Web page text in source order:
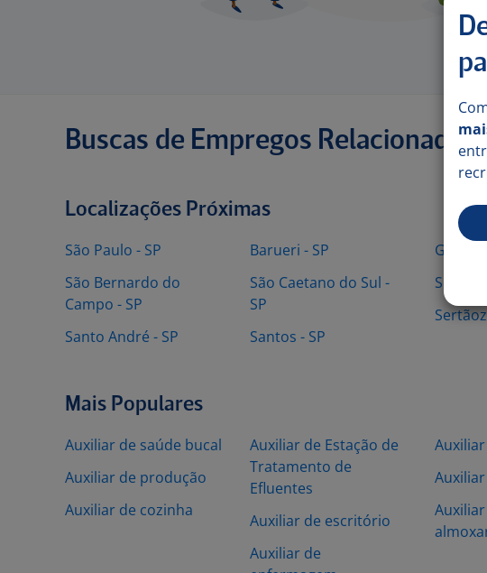
Buscas de Empregos Relacionadas
Localizações Próximas
São Paulo - SP
São Bernardo do
Campo - SP
Santo André - SP
Barueri - SP
São Caetano do Sul -
SP
Santos - SP
Mais Populares
Auxiliar de saúde bucal
Auxiliar de produção
Auxiliar de cozinha
Auxiliar de Estação de
Tratamento de
Efluentes
Auxiliar de escritório
Auxiliar de